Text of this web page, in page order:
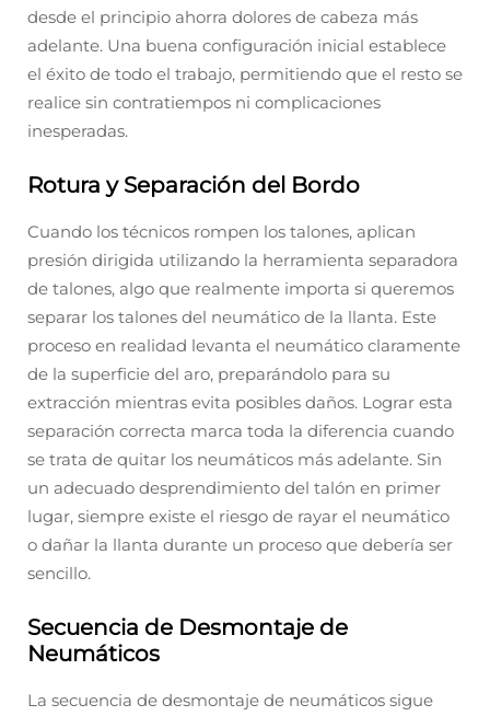
desde el principio ahorra dolores de cabeza más
adelante. Una buena configuración inicial establece
el éxito de todo el trabajo, permitiendo que el resto se
realice sin contratiempos ni complicaciones
inesperadas.
Rotura y Separación del Bordo
Cuando los técnicos rompen los talones, aplican
presión dirigida utilizando la herramienta separadora
de talones, algo que realmente importa si queremos
separar los talones del neumático de la llanta. Este
proceso en realidad levanta el neumático claramente
de la superficie del aro, preparándolo para su
extracción mientras evita posibles daños. Lograr esta
separación correcta marca toda la diferencia cuando
se trata de quitar los neumáticos más adelante. Sin
un adecuado desprendimiento del talón en primer
lugar, siempre existe el riesgo de rayar el neumático
o dañar la llanta durante un proceso que debería ser
sencillo.
Secuencia de Desmontaje de
Neumáticos
La secuencia de desmontaje de neumáticos sigue